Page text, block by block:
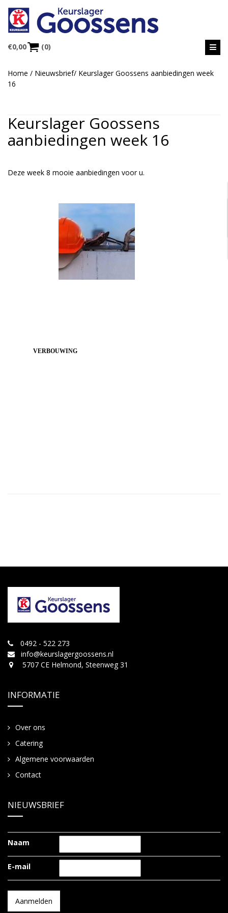
€0,00 (0)
Home / Nieuwsbrief/ Keurslager Goossens aanbiedingen week
16
Keurslager Goossens
aanbiedingen week 16
Deze week 8 mooie aanbiedingen voor u.
VERBOUWING
0492 - 522 273
info@keurslagergoossens.nl
5707 CE Helmond, Steenweg 31
INFORMATIE
Over ons
Catering
Algemene voorwaarden
Contact
NIEUWSBRIEF
Naam
E-mail